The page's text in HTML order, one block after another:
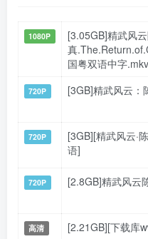
1080P
[3.05GB]精武风
真
国粤双语中字.mkv
720P [3GB]精武风云：
720P
[3GB][精武风云·
语]
720P [2.8GB]精武风云
高清 [2.21GB][下载库